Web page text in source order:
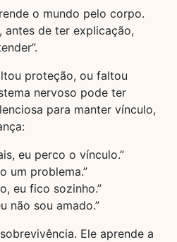
o mundo pelo corpo.
antes de ter explicação,
proteção, ou faltou
nervoso pode ter
para manter vínculo,
eu perco o vínculo.”
um problema.”
eu fico sozinho.”
não sou amado.”
Ele aprende a